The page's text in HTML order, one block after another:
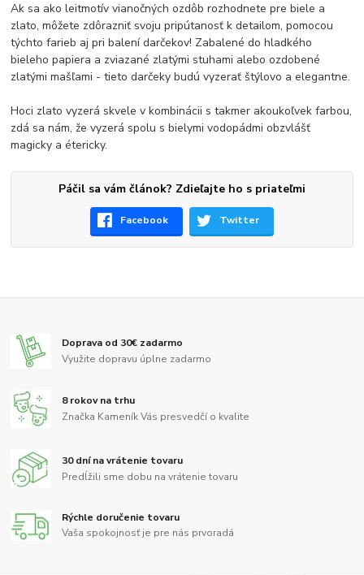
Ak sa ako leitmotív vianočných ozdôb rozhodnete pre biele a
zlato, môžete zdôrazniť svoju pripútanosť k detailom, pomocou
týchto farieb aj pri balení darčekov! Zabalené do hladkého
bieleho papiera a zviazané zlatými stuhami alebo ozdobené
zlatými mašľami - tieto darčeky budú vyzerať štýlovo a elegantne.
Hoci zlato vyzerá skvele v kombinácii s takmer akoukoľvek farbou,
zdá sa nám, že vyzerá spolu s bielymi vodopádmi obzvlášť
magicky a étericky.
Páčil sa vám článok? Zdieľajte ho s priateľmi
Facebook Twitter
Doprava od 30€ zadarmo
Využite dopravu úplne zadarmo
8 rokov na trhu
Značka Kameník Vás presvedčí o kvalite
30 dní na vrátenie tovaru
Predĺžili sme dobu na vrátenie tovaru
Rýchle doručenie tovaru
Vaša spokojnosť je pre nás prvoradá